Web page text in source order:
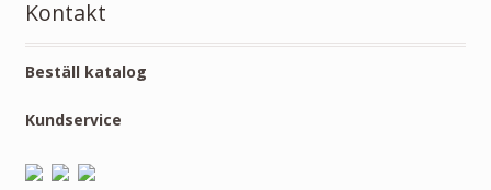
Kontakt
Beställ katalog
Kundservice